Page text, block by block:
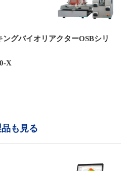
グバイオリアクターOSBシリ
X
も見る